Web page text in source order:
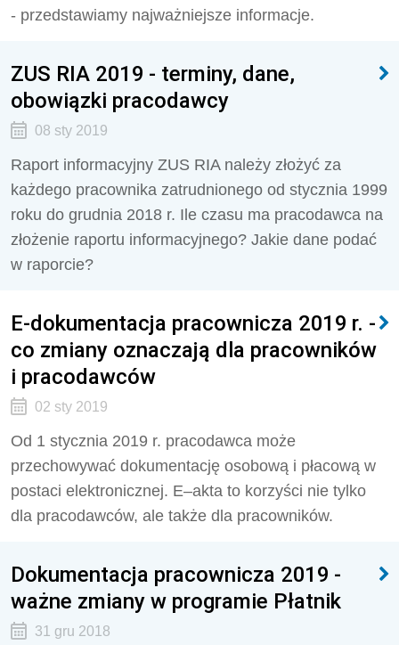
- przedstawiamy najważniejsze informacje.
ZUS RIA 2019 - terminy, dane,
obowiązki pracodawcy
08 sty 2019
Raport informacyjny ZUS RIA należy złożyć za
każdego pracownika zatrudnionego od stycznia 1999
roku do grudnia 2018 r. Ile czasu ma pracodawca na
złożenie raportu informacyjnego? Jakie dane podać
w raporcie?
E-dokumentacja pracownicza 2019 r. -
co zmiany oznaczają dla pracowników
i pracodawców
02 sty 2019
Od 1 stycznia 2019 r. pracodawca może
przechowywać dokumentację osobową i płacową w
postaci elektronicznej. E–akta to korzyści nie tylko
dla pracodawców, ale także dla pracowników.
Dokumentacja pracownicza 2019 -
ważne zmiany w programie Płatnik
31 gru 2018